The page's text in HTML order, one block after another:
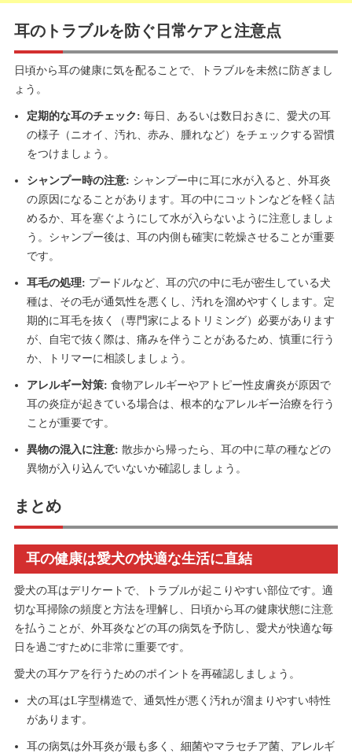
耳のトラブルを防ぐ日常ケアと注意点
日頃から耳の健康に気を配ることで、トラブルを未然に防ぎまし
ょう。
定期的な耳のチェック: 毎日、あるいは数日おきに、愛犬の耳
の様子（ニオイ、汚れ、赤み、腫れなど）をチェックする習慣
をつけましょう。
シャンプー時の注意: シャンプー中に耳に水が入ると、外耳炎
の原因になることがあります。耳の中にコットンなどを軽く詰
めるか、耳を塞ぐようにして水が入らないように注意しましょ
う。シャンプー後は、耳の内側も確実に乾燥させることが重要
です。
耳毛の処理: プードルなど、耳の穴の中に毛が密生している犬
種は、その毛が通気性を悪くし、汚れを溜めやすくします。定
期的に耳毛を抜く（専門家によるトリミング）必要があります
が、自宅で抜く際は、痛みを伴うことがあるため、慎重に行う
か、トリマーに相談しましょう。
アレルギー対策: 食物アレルギーやアトピー性皮膚炎が原因で
耳の炎症が起きている場合は、根本的なアレルギー治療を行う
ことが重要です。
異物の混入に注意: 散歩から帰ったら、耳の中に草の種などの
異物が入り込んでいないか確認しましょう。
まとめ
耳の健康は愛犬の快適な生活に直結
愛犬の耳はデリケートで、トラブルが起こりやすい部位です。適
切な耳掃除の頻度と方法を理解し、日頃から耳の健康状態に注意
を払うことが、外耳炎などの耳の病気を予防し、愛犬が快適な毎
日を過ごすために非常に重要です。
愛犬の耳ケアを行うためのポイントを再確認しましょう。
犬の耳はL字型構造で、通気性が悪く汚れが溜まりやすい特性
があります。
耳の病気は外耳炎が最も多く、細菌やマラセチア菌、アレルギ